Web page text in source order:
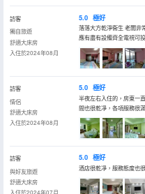
訪客
獨自旅遊
舒適大床房
入住於2024年08月
5.0 極好
落落大方乾淨衞生 老闆非
應有盡有設備齊全電視可
訪客
情侶
舒適大床房
入住於2024年08月
5.0 極好
半夜左右入住的，房東一
間也很乾凈，各項服務很
訪客
與好友旅遊
舒適大床房
5.0 極好
酒店很乾凈，服務態度也